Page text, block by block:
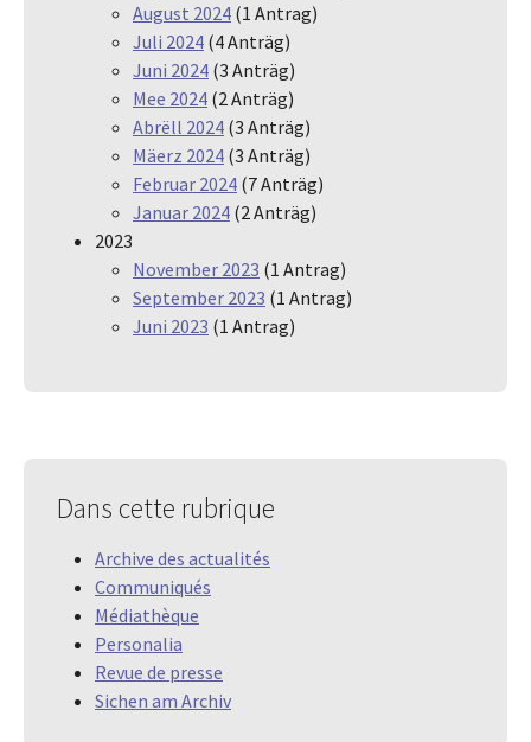
August 2024 (1 Antrag)
Juli 2024 (4 Anträg)
Juni 2024 (3 Anträg)
Mee 2024 (2 Anträg)
Abrëll 2024 (3 Anträg)
Mäerz 2024 (3 Anträg)
Februar 2024 (7 Anträg)
Januar 2024 (2 Anträg)
2023
November 2023 (1 Antrag)
September 2023 (1 Antrag)
Juni 2023 (1 Antrag)
Dans cette rubrique
Archive des actualités
Communiqués
Médiathèque
Personalia
Revue de presse
Sichen am Archiv